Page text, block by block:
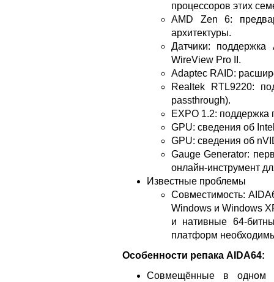
процессоров этих
AMD Zen 6:
архитектуры.
Датчики:
WireView Pro II.
Adaptec RAID:
Realtek RTL9220:
passthrough).
EXPO 1.2:
GPU: сведения об
GPU: сведения об
Gauge Generator:
онлайн-инструмент
Известные проблемы
Совместимость:
Windows и Windows
и нативные 64-
платформ
Особенности репака AIDA64:
Совмещённые в одном